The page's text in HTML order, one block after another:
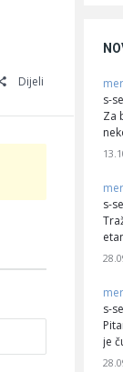
Dijeli
s-
Za
s-
s-
je